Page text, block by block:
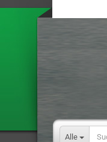
Alle